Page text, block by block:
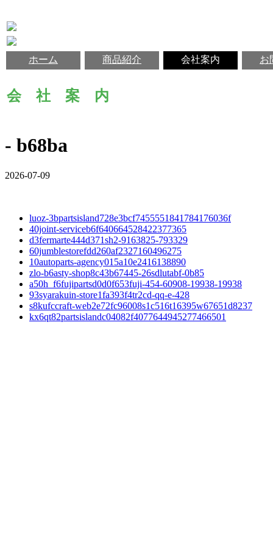
ホーム 商品紹介 会社案内 お
会 社 案 内
- b68ba
2026-07-09
luoz-3bpartsisland728e3bcf7455551841784176036f
40joint-serviceb6f640664528422377365
d3fermarte444d371sh2-9163825-793329
60jumblestorefdd260af2327160496275
10autoparts-agency015a10e2416138890
zlo-b6asty-shop8c43b67445-26sdlutabf-0b85
a50h_f6fujipartsd0d0f653fuji-454-60908-19938-19938
93syarakuin-store1fa393f4tr2cd-qq-e-428
s8kufccraft-web2e72fc96008s1c516t16395w67651d8237
kx6qt82partsislandc04082f4077644945277466501